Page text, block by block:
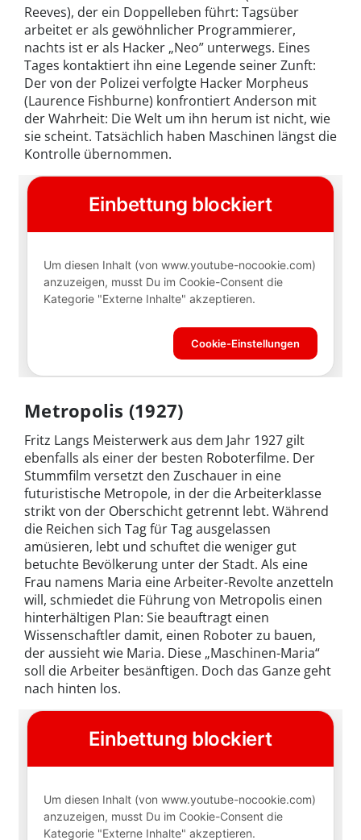
Reeves), der ein Doppelleben führt: Tagsüber
arbeitet er als gewöhnlicher Programmierer,
nachts ist er als Hacker „Neo” unterwegs. Eines
Tages kontaktiert ihn eine Legende seiner Zunft:
Der von der Polizei verfolgte Hacker Morpheus
(Laurence Fishburne) konfrontiert Anderson mit
der Wahrheit: Die Welt um ihn herum ist nicht, wie
sie scheint. Tatsächlich haben Maschinen längst die
Kontrolle übernommen.
Metropolis (1927)
Fritz Langs Meisterwerk aus dem Jahr 1927 gilt
ebenfalls als einer der besten Roboterfilme. Der
Stummfilm versetzt den Zuschauer in eine
futuristische Metropole, in der die Arbeiterklasse
strikt von der Oberschicht getrennt lebt. Während
die Reichen sich Tag für Tag ausgelassen
amüsieren, lebt und schuftet die weniger gut
betuchte Bevölkerung unter der Stadt. Als eine
Frau namens Maria eine Arbeiter-Revolte anzetteln
will, schmiedet die Führung von Metropolis einen
hinterhältigen Plan: Sie beauftragt einen
Wissenschaftler damit, einen Roboter zu bauen,
der aussieht wie Maria. Diese „Maschinen-Maria“
soll die Arbeiter besänftigen. Doch das Ganze geht
nach hinten los.